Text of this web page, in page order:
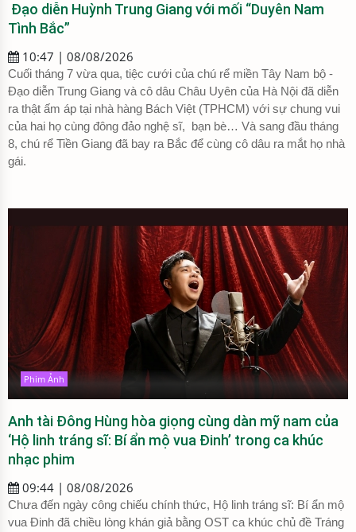
Đạo diễn Huỳnh Trung Giang với mối “Duyên Nam
Tình Bắc”
10:47 | 08/08/2026
Cuối tháng 7 vừa qua, tiệc cưới của chú rể miền Tây Nam bộ -
Đạo diễn Trung Giang và cô dâu Châu Uyên của Hà Nội đã diễn
ra thật ấm áp tại nhà hàng Bách Việt (TPHCM) với sự chung vui
của hai họ cùng đông đảo nghệ sĩ, bạn bè… Và sang đầu tháng
8, chú rể Tiền Giang đã bay ra Bắc để cùng cô dâu ra mắt họ nhà
gái.
Phim Ảnh
Anh tài Đông Hùng hòa giọng cùng dàn mỹ nam của
‘Hộ linh tráng sĩ: Bí ẩn mộ vua Đinh’ trong ca khúc
nhạc phim
09:44 | 08/08/2026
Chưa đến ngày công chiếu chính thức, Hộ linh tráng sĩ: Bí ẩn mộ
vua Đinh đã chiều lòng khán giả bằng OST ca khúc chủ đề Tráng